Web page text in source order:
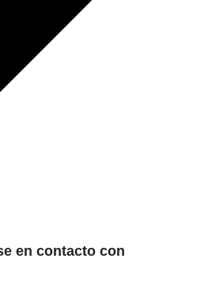
en contacto con